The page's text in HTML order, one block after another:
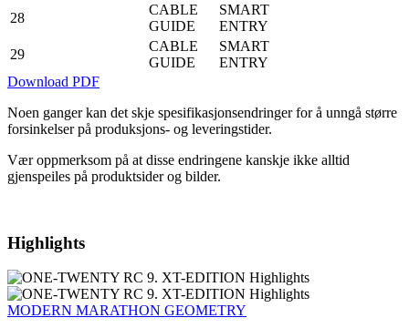
28
CABLE
GUIDE
SMART
ENTRY
29
CABLE
GUIDE
SMART
ENTRY
Download PDF
Noen ganger kan det skje spesifikasjonsendringer for å unngå større
forsinkelser på produksjons- og leveringstider.
Vær oppmerksom på at disse endringene kanskje ikke alltid
gjenspeiles på produktsider og bilder.
Highlights
MODERN MARATHON GEOMETRY